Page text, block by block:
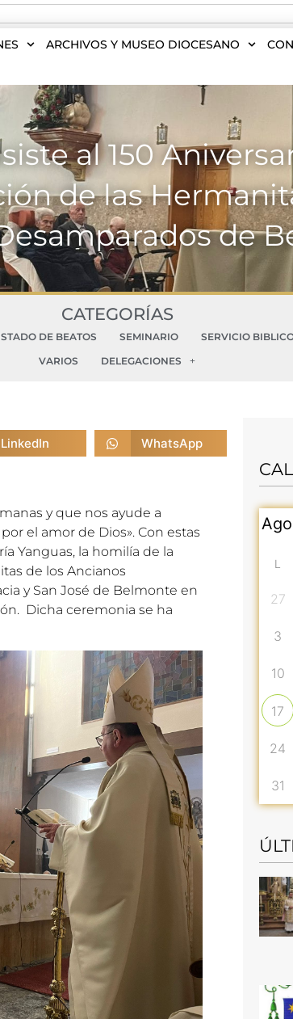
ARCHIVOS Y MUSEO DIOCESANO
al 150
de las
de
CATEGORÍAS
DE BEATOS SEMINARIO SERVICIO
VARIOS
DELEGACIONES
LinkedIn WhatsApp
y que nos ayude a
el amor de Dios». Con estas
Yanguas, la homilía de la
de los Ancianos
y San José de Belmonte en
Dicha ceremonia se ha
L
27
3
10
17
24
31